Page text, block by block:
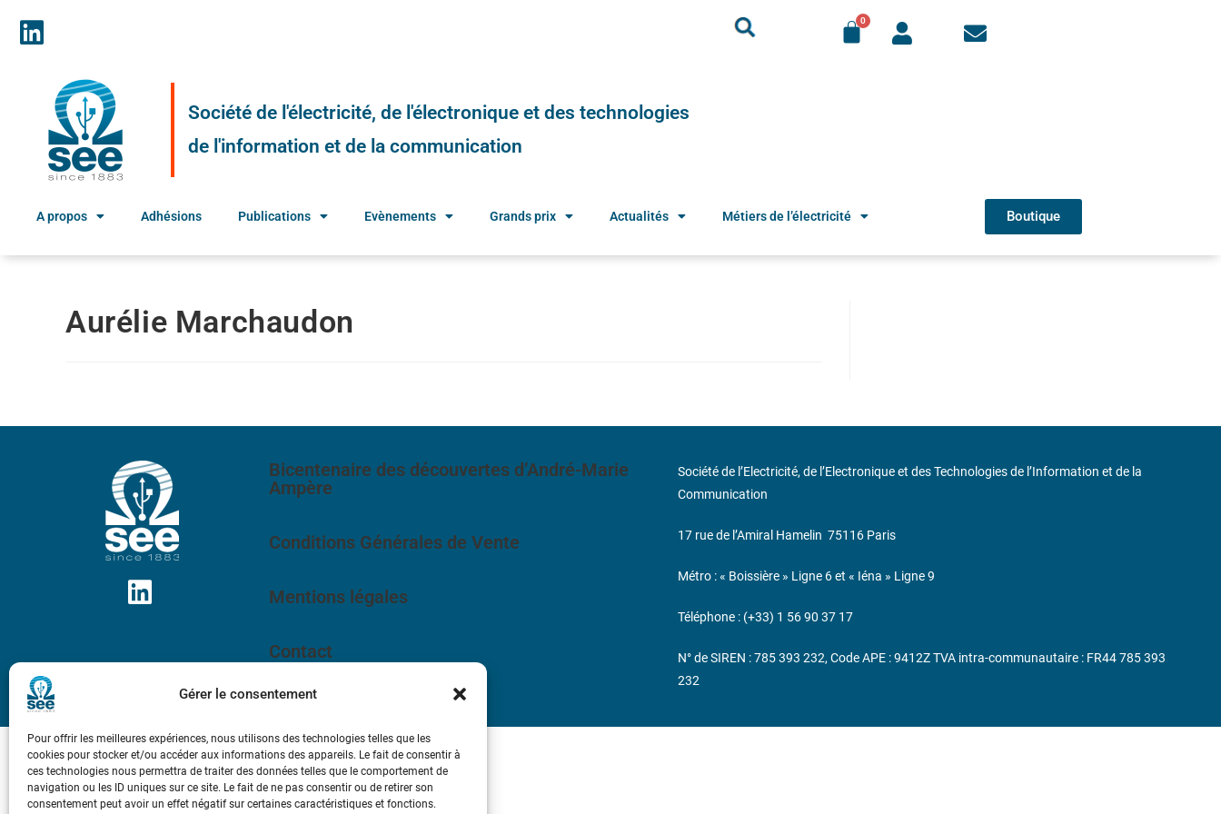
Gérer le consentement
Pour offrir les meilleures expériences, nous utilisons des technologies telles que les
cookies pour stocker et/ou accéder aux informations des appareils. Le fait de consentir à
ces technologies nous permettra de traiter des données telles que le comportement de
navigation ou les ID uniques sur ce site. Le fait de ne pas consentir ou de retirer son
consentement peut avoir un effet négatif sur certaines caractéristiques et fonctions.
Société de l'électricité, de l'électronique et des technologies
de l'information et de la communication
A propos Adhésions Publications Evènements Grands prix Actualités Métiers de l’électricité Boutique
Aurélie Marchaudon
Bicentenaire des découvertes d’André-Marie
Ampère
Conditions Générales de Vente
Mentions légales
Contact
Société de l’Electricité, de l’Electronique et des Technologies de l’Information et de la
Communication
17 rue de l’Amiral Hamelin 75116 Paris
Métro : « Boissière » Ligne 6 et « Iéna » Ligne 9
Téléphone : (+33) 1 56 90 37 17
N° de SIREN : 785 393 232, Code APE : 9412Z TVA intra-communautaire : FR44 785 393
232